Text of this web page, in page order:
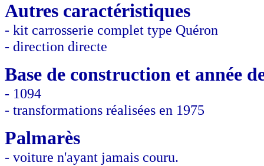
Autres caractéristiques
- kit carrosserie complet type Quéron
- direction directe
Base de construction et année
- 1094
- transformations réalisées en 1975
Palmarès
- voiture n'ayant jamais couru.